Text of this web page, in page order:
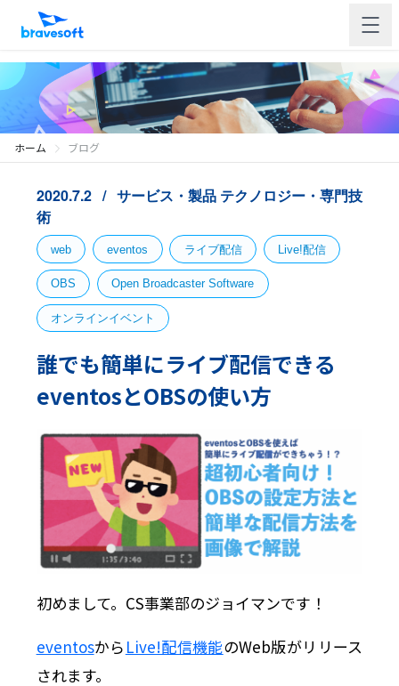
ホーム ブログ
2020.7.2 サービス・製品 テクノロジー・専門技
術
web eventos ライブ配信 Live!配信
OBS Open Broadcaster Software
オンラインイベント
誰でも簡単にライブ配信できる
eventosとOBSの使い方
初めまして。CS事業部のジョイマンです！
eventosから Live!配信機能のWeb版がリリース
されます。